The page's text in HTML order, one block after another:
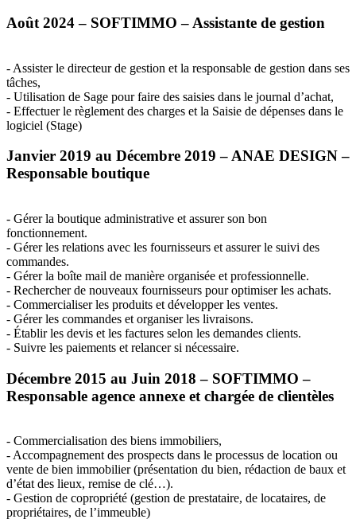
Août 2024 – SOFTIMMO – Assistante de gestion
- Assister le directeur de gestion et la responsable de gestion dans ses
tâches,
- Utilisation de Sage pour faire des saisies dans le journal d’achat,
- Effectuer le règlement des charges et la Saisie de dépenses dans le
logiciel (Stage)
Janvier 2019 au Décembre 2019 –ANAE DESIGN–
Responsable boutique
- Gérer la boutique administrative et assurer son bon
fonctionnement.
- Gérer les relations avec les fournisseurs et assurer le suivi des
commandes.
- Gérer la boîte mail de manière organisée et professionnelle.
- Rechercher de nouveaux fournisseurs pour optimiser les achats.
- Commercialiser les produits et développer les ventes.
- Gérer les commandes et organiser les livraisons.
- Établir les devis et les factures selon les demandes clients.
- Suivre les paiements et relancer si nécessaire.
Décembre 2015 au Juin 2018 – SOFTIMMO –
Responsable agence annexe et chargée de clientèles
- Commercialisation des biens immobiliers,
- Accompagnement des prospects dans le processus de location ou
vente de bien immobilier (présentation du bien, rédaction de baux et
d’état des lieux, remise de clé…).
- Gestion de copropriété (gestion de prestataire, de locataires, de
propriétaires, de l’immeuble)